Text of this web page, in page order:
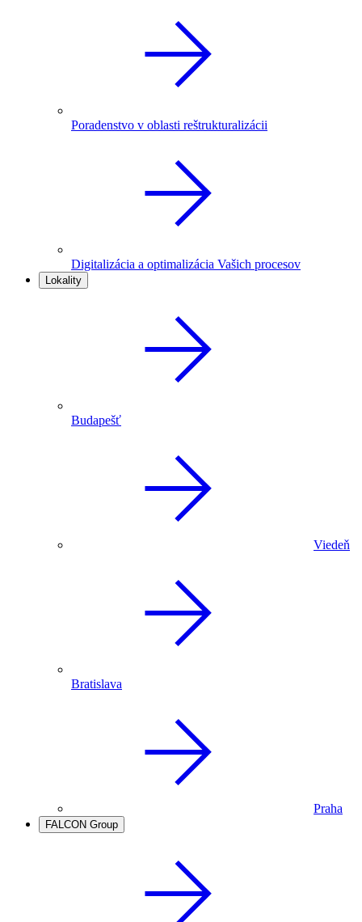
Poradenstvo v oblasti reštrukturalizácii
Digitalizácia a optimalizácia Vašich procesov
Lokality
Budapešť
Viedeň
Bratislava
Praha
FALCON Group